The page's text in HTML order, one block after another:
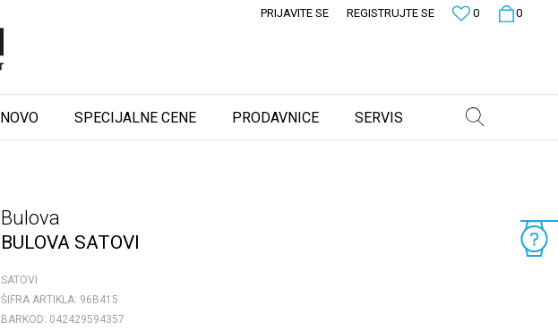
0
0
PRIJAVITE SE REGISTRUJTE SE
NOVO SPECIJALNE CENE PRODAVNICE SERVIS
Bulova
BULOVA SATOVI
SATOVI
ŠIFRA ARTIKLA: 96B415
BARKOD: 042429594357